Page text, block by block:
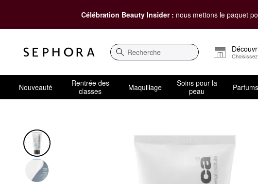
Célébration Beauty Insider : nous mettons le paquet
Recherche
Nouveauté
Rentrée des
classes
Maquillage
Soins pour la
peau
Parfums